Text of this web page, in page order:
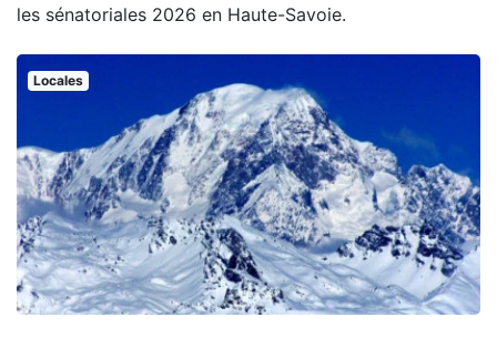
les sénatoriales 2026 en Haute-Savoie.
Locales